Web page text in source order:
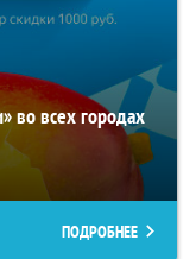
во всех городах
ПОДРОБНЕЕ